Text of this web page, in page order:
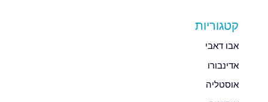
קטגוריות
אבו דאבי
אדינבורו
אוסטליה